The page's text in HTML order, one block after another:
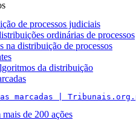
de processos judiciais
ordinárias de processos
na distribuição de processos
da distribuição
marcadas |
de 200 ações